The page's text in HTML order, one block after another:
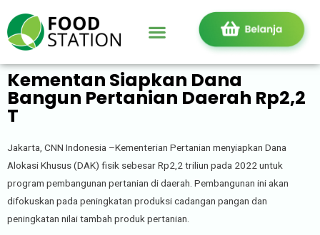
Kementan Siapkan Dana
Bangun Pertanian Daerah Rp2,2
T
Jakarta, CNN Indonesia –Kementerian Pertanian menyiapkan Dana
Alokasi Khusus (DAK) fisik sebesar Rp2,2 triliun pada 2022 untuk
program pembangunan pertanian di daerah. Pembangunan ini akan
difokuskan pada peningkatan produksi cadangan pangan dan
peningkatan nilai tambah produk pertanian.